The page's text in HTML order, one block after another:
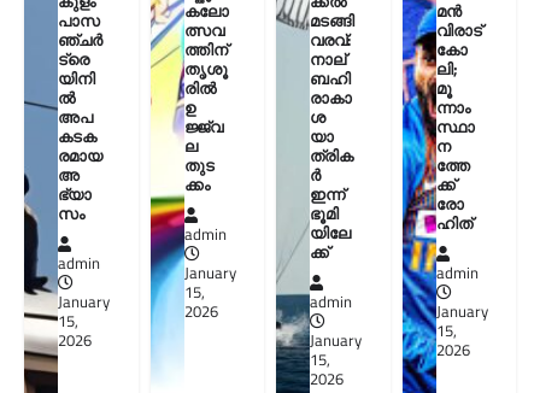
പാസ
ഞ്ചർ
ട്രെ
യിനി
ൽ
അപ
കടക
രമായ
അ
ഭ്യാ
സം
admin
January
15,
2026
കലോ
ത്സവ
ത്തിന്
തൃശൂ
രിൽ
ഉ
ജ്ജ്വ
ല
തുട
ക്കം
admin
January
15,
2026
മടങ്ങി
വരവ്:
നാല്
ബഹി
രാകാ
ശ
യാ
ത്രിക
ർ
ഇന്ന്
ഭൂമി
യിലേ
ക്ക്
admin
January
15,
2026
മൻ
വിരാട്
കോ
ലി;
മൂ
ന്നാം
സ്ഥാ
ന
ത്തേ
ക്ക്
രോ
ഹിത്
admin
January
15,
2026